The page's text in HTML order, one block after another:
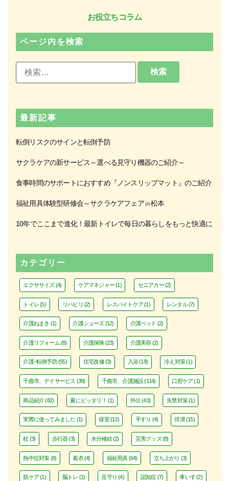
お役立ちコラム
ページ内を検索
最新記事
転倒リスクのサインと転倒予防
サクラケアの新サービス～選べる見守り機器のご紹介～
食事時間のサポートにおすすめ『ノンスリップマット』のご紹介
福祉用具体験型研修会～サクラケアフェア㏌松本
10年でここまで進化！最新トイレで毎日の暮らしをもっと快適に
カテゴリー
エクササイズ(4) ケアマネジャー(1) セニアカー(2)
トイレ(5) リハビリ (2) レスパイトケア(1) レンタル(7)
介護ねまき (1) 介護シューズ(12) 介護ベッド (2)
介護リフォーム(8) 介護保険(23) 介護美容(2)
介護･転倒予防(55) 住宅改修(3) 入浴(18) 冷え対策(1)
千曲市、デイサービス (39) 千曲市、介護施設(114) 口腔ケア(1)
商品紹介(82) 夏にピッタリ！ (1) 外出(43) 失禁対策(1)
実際に使ってみました (1) 寝室(13) 手すり (4) 排泄(15)
杖(3) 歩行器(3) 水分補給(2) 災害グッズ(8)
熱中症対策(8) 着衣(4) 福祉用具(64) 立ち上がり (3)
肌ケア(1) 脳トレ (1) 見守り (4) 認知症(7) 車いす(2)